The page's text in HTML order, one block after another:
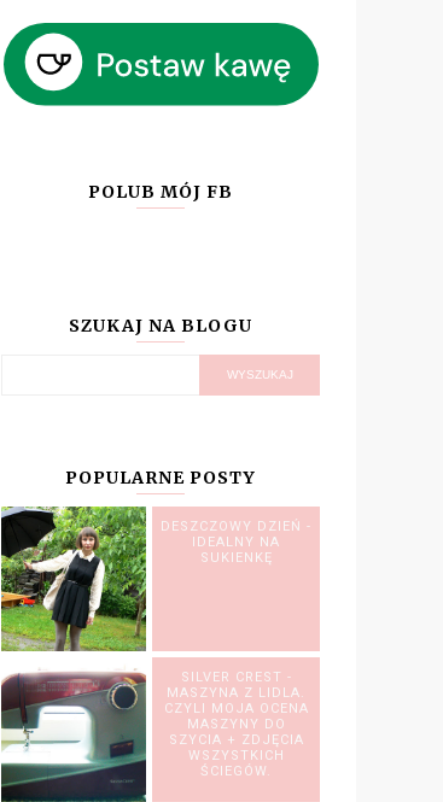
POLUB MÓJ FB
SZUKAJ NA BLOGU
POPULARNE POSTY
DESZCZOWY DZIEŃ -
IDEALNY NA
SUKIENKĘ
SILVER CREST -
MASZYNA Z LIDLA.
CZYLI MOJA OCENA
MASZYNY DO
SZYCIA + ZDJĘCIA
WSZYSTKICH
ŚCIEGÓW.